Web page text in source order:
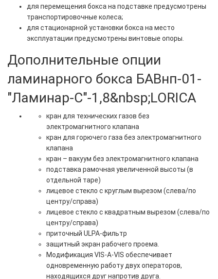
для перемещения бокса на подставке предусмотрены
транспортировочные колеса;
для стационарной установки бокса на место
эксплуатации предусмотрены винтовые опоры.
Дополнительные опции
ламинарного бокса БАВнп-01-
"Ламинар-С"-1,8&nbsp;LORICA
кран для технических газов без
электромагнитного клапана
кран для горючего газа без электромагнитного
клапана
кран – вакуум без электромагнитного клапана
подставка рамочная увеличенной высоты (в
отдельной таре)
лицевое стекло с круглым вырезом (слева/по
центру/справа)
лицевое стекло с квадратным вырезом (слева/по
центру/справа)
приточный ULPA-фильтр
защитный экран рабочего проема.
Модификация VIS-A-VIS обеспечивает
одновременную работу двух операторов,
находящихся друг напротив друга.